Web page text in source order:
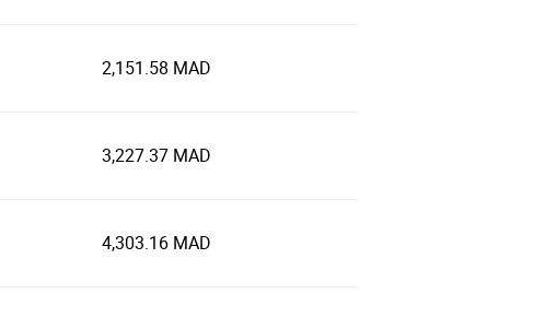
2,151.58 MAD
3,227.37 MAD
4,303.16 MAD